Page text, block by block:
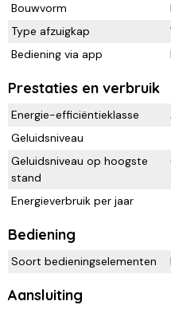
Bouwvorm
Type afzuigkap
Bediening via app
Prestaties en verbruik
Energie-efficiëntieklasse
Geluidsniveau
Geluidsniveau op hoogste
stand
Energieverbruik per jaar
Bediening
Soort bedieningselementen
Aansluiting